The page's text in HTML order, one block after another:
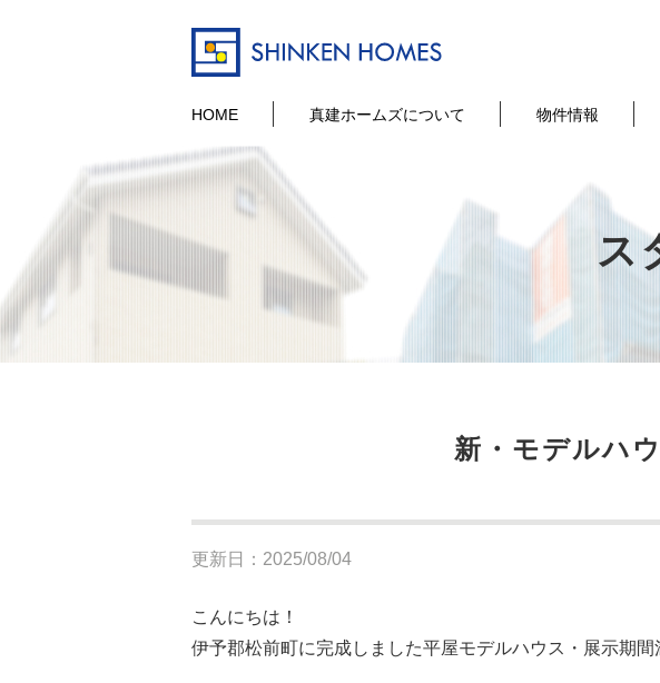
HOME 真建ホームズについて 物件情報
ス
新・モデルハ
更新日：2025/08/04
こんにちは！
伊予郡松前町に完成しました平屋モデルハウス・展示期間